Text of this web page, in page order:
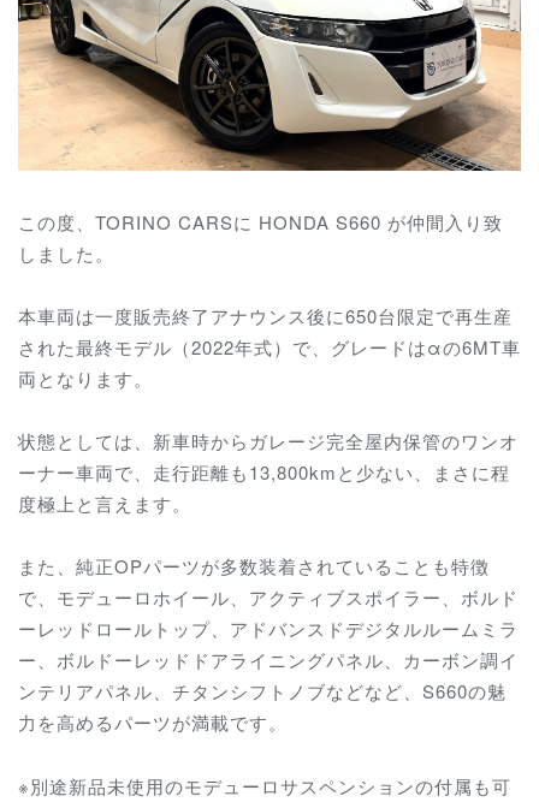
この度、TORINO CARSに HONDA S660 が仲間入り致
しました。
本車両は一度販売終了アナウンス後に650台限定で再生産
された最終モデル（2022年式）で、グレードはαの6MT車
両となります。
状態としては、新車時からガレージ完全屋内保管のワンオ
ーナー車両で、走行距離も13,800kmと少ない、まさに程
度極上と言えます。
また、純正OPパーツが多数装着されていることも特徴
で、モデューロホイール、アクティブスポイラー、ボルド
ーレッドロールトップ、アドバンスドデジタルルームミラ
ー、ボルドーレッドドアライニングパネル、カーボン調イ
ンテリアパネル、チタンシフトノブなどなど、S660の魅
力を高めるパーツが満載です。
※別途新品未使用のモデューロサスペンションの付属も可